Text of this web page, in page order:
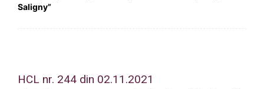
Saligny”
HCL nr. 244 din 02.11.2021